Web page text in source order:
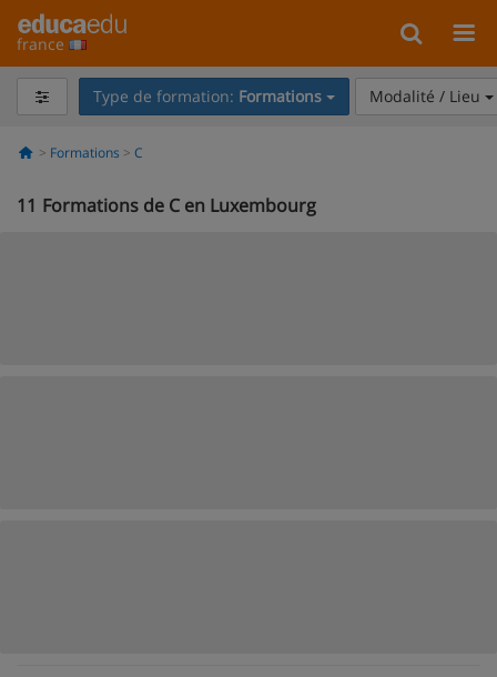
france
Type de formation: Formations Modalité / Lieu
Formations C
11 Formations de C en Luxembourg